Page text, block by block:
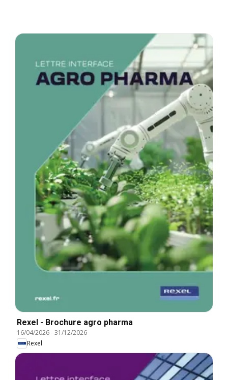
Rexel - Brochure agro pharma
16/04/2026-31/12/2026
Rexel